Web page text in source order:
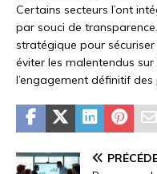
Certains secteurs l’ont
par souci de
stratégique pour
éviter les malentendus
l’engagement définitif des